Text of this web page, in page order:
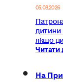
05.08.2026
якщо
Читати
На